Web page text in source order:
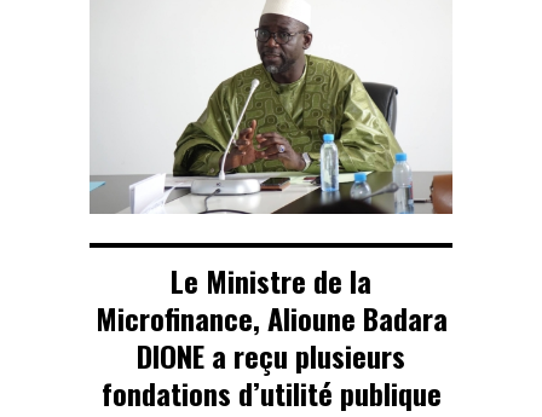
Le Ministre de la
Microfinance, Alioune Badara
DIONE a reçu plusieurs
fondations d’utilité publique